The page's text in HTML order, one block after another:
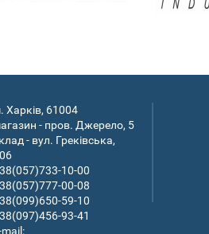
Харків, 61004
- пров. Джерело, 5
- вул. Греківська,
10-00
00-08
59-10
93-41
mail: